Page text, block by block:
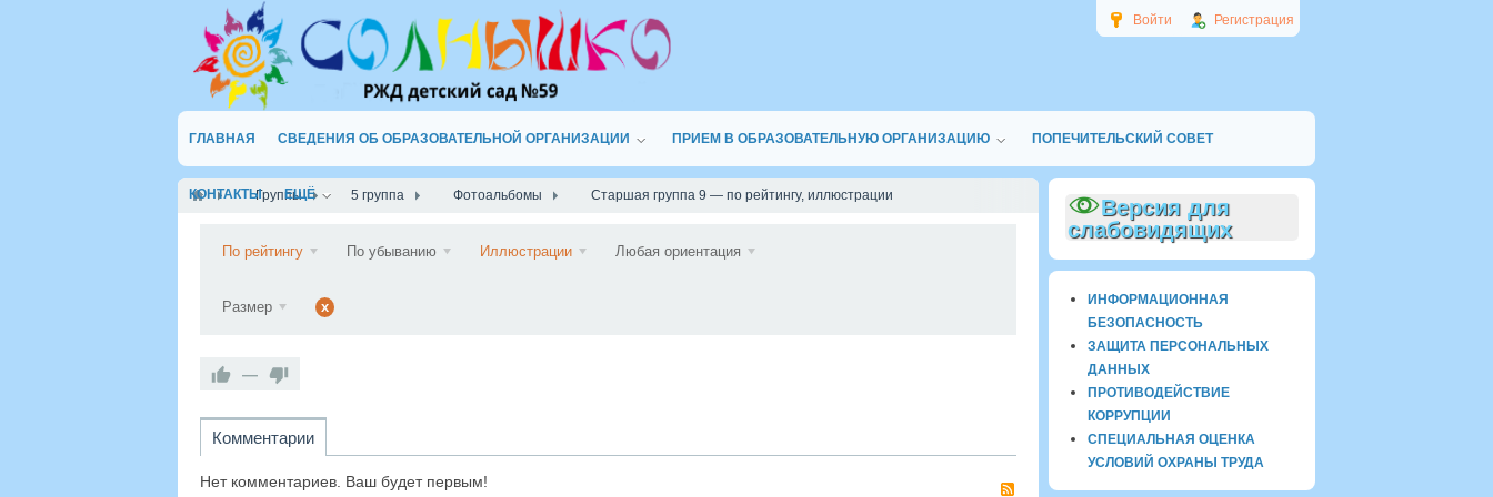
Войти Регистрация
ГЛАВНАЯ СВЕДЕНИЯ ОБ ОБРАЗОВАТЕЛЬНОЙ ОРГАНИЗАЦИИ ПРИЕМ В ОБРАЗОВАТЕЛЬНУЮ ОРГАНИЗАЦИЮ ПОПЕЧИТЕЛЬСКИЙ СОВЕТ
КОНТАКТЫ ЕЩЁ
Группы 5 группа Фотоальбомы Старшая группа 9 — по рейтингу, иллюстрации
По рейтингу По убыванию Иллюстрации Любая ориентация
Размер x
—
Комментарии
RSS
Нет комментариев. Ваш будет первым!
Версия для
слабовидящих
ИНФОРМАЦИОННАЯ
БЕЗОПАСНОСТЬ
ЗАЩИТА ПЕРСОНАЛЬНЫХ
ДАННЫХ
ПРОТИВОДЕЙСТВИЕ
КОРРУПЦИИ
СПЕЦИАЛЬНАЯ ОЦЕНКА
УСЛОВИЙ ОХРАНЫ ТРУДА